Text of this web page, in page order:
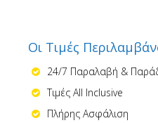
Οι Τιμές
24/7 Παραλαβή &
Τιμές All Inclusive
Πλήρης Ασφάλιση